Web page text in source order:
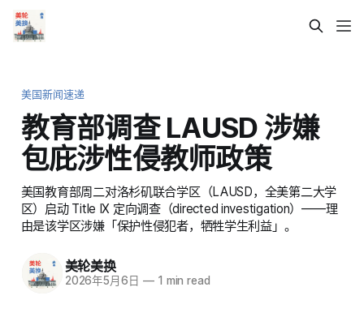
美国新闻速递
教育部调查 LAUSD 涉嫌
包庇涉性侵教师政策
美国教育部周二对洛杉矶联合学区（LAUSD，全美第二大学
区）启动 Title IX 定向调查（directed investigation）——理
由是该学区涉嫌「保护性侵犯者，牺牲学生利益」。
美轮美换
2026年5月6日 —1 min read